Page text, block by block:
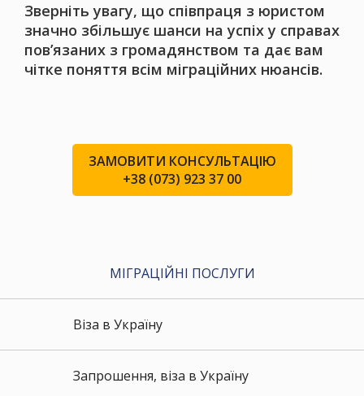
Зверніть увагу, що співпраця з юристом
значно збільшує шанси на успіх у справах
повʼязаних з громадянством та дає вам
чітке поняття всім міграційних нюансів.
ЗАМОВИТИ КОНСУЛЬТАЦІЮ
+38 (073) 923 37 00
МІГРАЦІЙНІ ПОСЛУГИ
Віза в Україну
Запрошення, віза в Україну